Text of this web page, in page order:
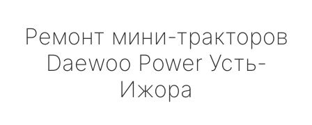
Ремонт мини-тракторов
Daewoo Power Усть-
Ижора